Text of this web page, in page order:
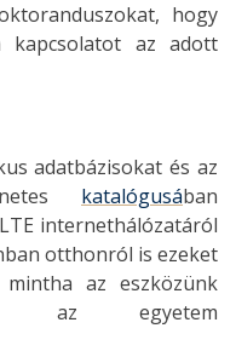
hogy
az adott
adatbázisokat és az
katalógusában
internethálózatáról
otthonról is ezeket
az eszközünk
az egyetem